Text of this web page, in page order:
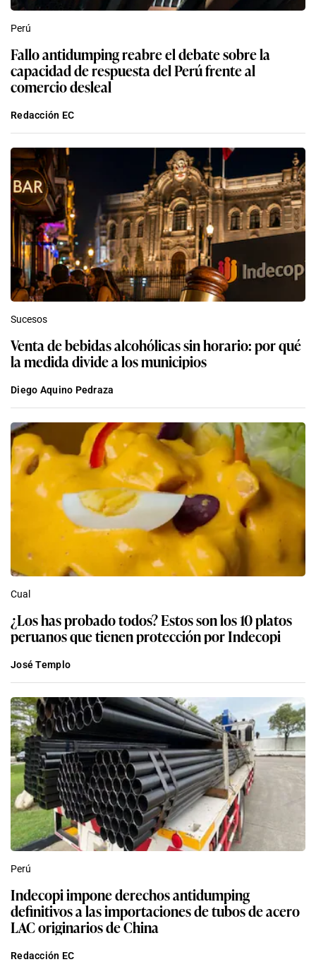
Perú
Fallo antidumping reabre el debate sobre la
capacidad de respuesta del Perú frente al
comercio desleal
Redacción EC
Sucesos
Venta de bebidas alcohólicas sin horario: por qué
la medida divide a los municipios
Diego Aquino Pedraza
Cual
¿Los has probado todos? Estos son los 10 platos
peruanos que tienen protección por Indecopi
José Templo
Perú
Indecopi impone derechos antidumping
definitivos a las importaciones de tubos de acero
LAC originarios de China
Redacción EC